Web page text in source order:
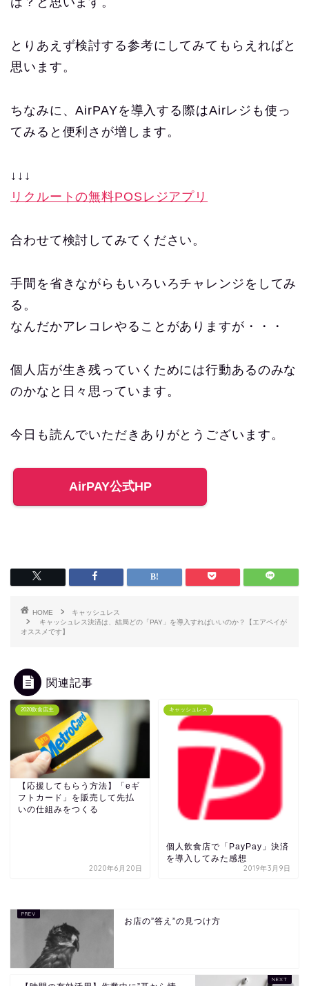
とりあえず検討する参考にしてみてもらえればと
思います。
ちなみに、AirPAYを導入する際はAirレジも使っ
てみると便利さが増します。
↓↓↓
リクルートの無料POSレジアプリ
合わせて検討してみてください。
手間を省きながらもいろいろチャレンジをしてみ
る。
なんだかアレコレやることがありますが・・・
個人店が生き残っていくためには行動あるのみな
のかなと日々思っています。
今日も読んでいただきありがとうございます。
AirPAY公式HP
HOME
キャッシュレス
キャッシュレス決済は、結局どの「PAY」を導入すればいいのか？【エアペイが
オススメです】
関連記事
2020飲食店主
【応援してもらう方法】「eギ
フトカード」を販売して先払
いの仕組みをつくる
2020年6月20日
キャッシュレス
個人飲食店で「PayPay」決済
を導入してみた感想
2019年3月9日
お店の”答え”の見つけ方